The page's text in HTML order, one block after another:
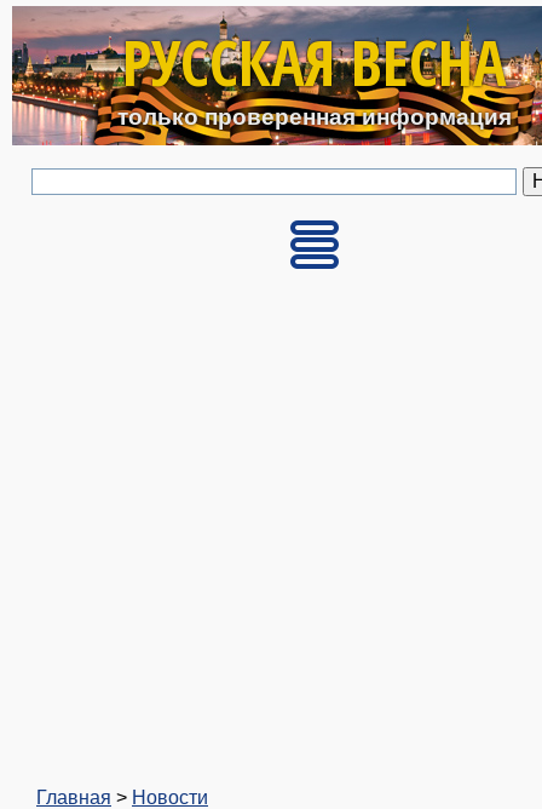
Перейти к основному
РУССКАЯ ВЕСНА
только проверенная информация
Главная > Новости